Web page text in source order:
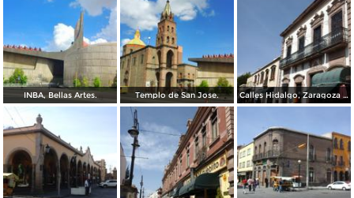
INBA, Bellas Artes. Templo de San Jose. Calles Hidalgo, Zaragoza y calzada de Guadalupe.